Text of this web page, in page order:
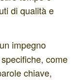
di qualità e
impegno
come
chiave,